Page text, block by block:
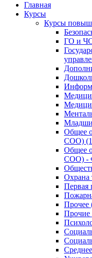
Главная
Курсы
Курсы
ГО и
Общее
СОО)
Общее
СОО) -
Охрана
Первая
Прочее
Прочие